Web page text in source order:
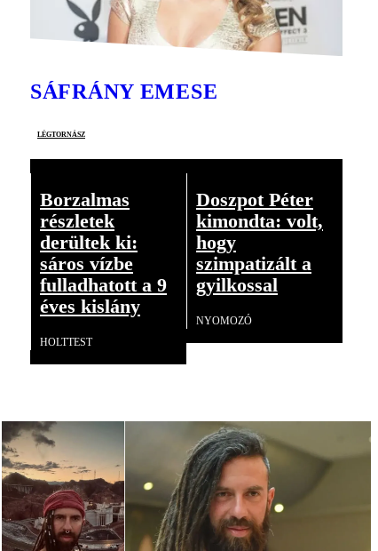
SÁFRÁNY EMESE
légtornász
Borzalmas
részletek
derültek ki:
sáros vízbe
fulladhatott a 9
éves kislány
HOLTTEST
Doszpot Péter
kimondta: volt,
hogy
szimpatizált a
gyilkossal
NYOMOZÓ